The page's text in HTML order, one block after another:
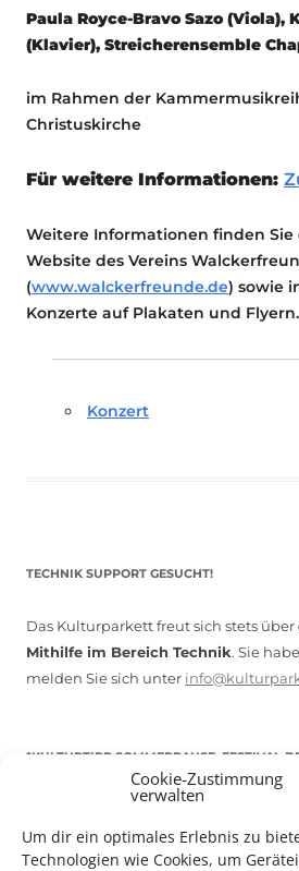
Cookie-Zustimmung
verwalten
Um dir ein optimales Erlebnis zu
Technologien wie Cookies, um
Paula Royce-Bravo Sazo (Viola),
(Klavier), Streicherensemble
im Rahmen der
Christuskirche
Für weitere Informationen:
Weitere Informationen finden Sie
Website des Vereins
(www.walckerfreunde.de) sowie
Konzerte auf Plakaten und Flyern.
Konzert
TECHNIK SUPPORT GESUCHT!
Das Kulturparkett freut sich stets über
Mithilfe im Bereich Technik. Sie
melden Sie sich unter
*KULTURTIPP SOMMERPAUSE: FESTIVAL